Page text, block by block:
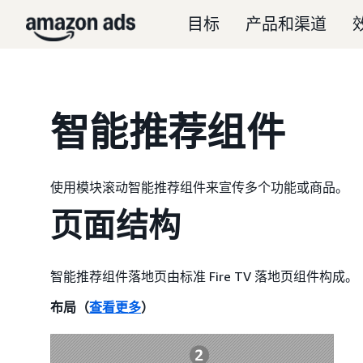
目标 产品和渠道
智能推荐组件
使用模块滚动智能推荐组件来宣传多个功能或商品。
页面结构
智能推荐组件落地页由标准 Fire TV 落地页组件构成。
布局（查看更多）